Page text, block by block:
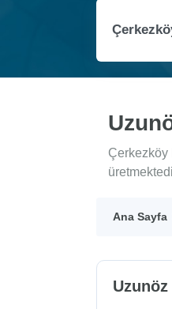
Çerkezköy
Ana Sayfa
Uzunöz